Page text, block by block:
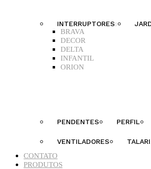
INTERRUPTORES
BRAVA
DECOR
DELTA
INFANTIL
ORION
PENDENTES PERFIL
VENTILADORES TALARI
CONTATO
PRODUTOS